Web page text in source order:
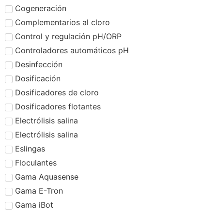
Cogeneración
Complementarios al cloro
Control y regulación pH/ORP
Controladores automáticos pH
Desinfección
Dosificación
Dosificadores de cloro
Dosificadores flotantes
Electrólisis salina
Electrólisis salina
Eslingas
Floculantes
Gama Aquasense
Gama E-Tron
Gama iBot